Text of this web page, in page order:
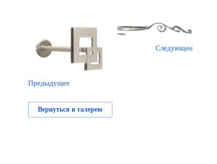
Предыдущее
Следующее
Вернуться в галерею